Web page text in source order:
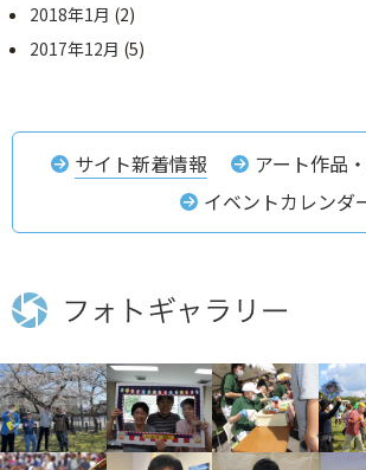
2018年1月 (2)
2017年12月 (5)
サイト新着情報
アート作品
イベントカレンダ